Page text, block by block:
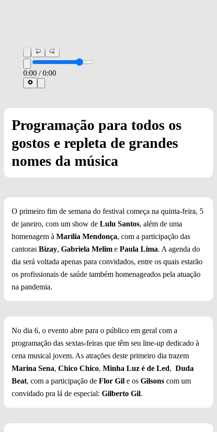
0:00 /0:00
Programação para todos os
gostos e repleta de grandes
nomes da música
O primeiro fim de semana do festival começa na quinta-feira, 5
de janeiro, com um show de Lulu Santos, além de uma
homenagem à Marília Mendonça, com a participação das
cantoras Bizay, Gabriela Melim e Paula Lima. A agenda do
dia será voltada apenas para convidados, entre os quais estarão
os profissionais de saúde também homenageados pela atuação
na pandemia.
No dia 6, o evento abre para o público em geral com a
programação das sextas-feiras que têm seu line-up dedicado à
cena musical jovem. As atrações deste primeiro dia trazem
Marina Sena, Chico Chico, Minha Luz é de Led, Duda
Beat, com a participação de Flor Gil e os Gilsons com um
convidado pra lá de especial: Gilberto Gil.